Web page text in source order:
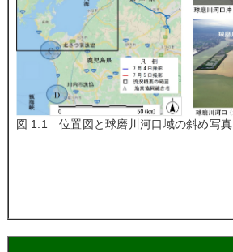
図 1.1 位置図と球磨川河口域の斜め写真